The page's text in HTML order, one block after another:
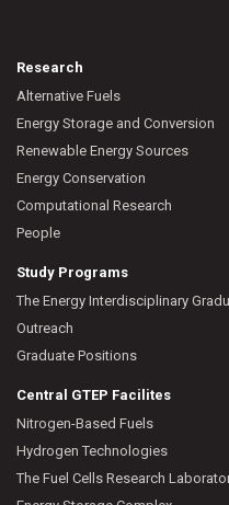
Research
Alternative Fuels
Energy Storage and Conversion
Renewable Energy Sources
Energy Conservation
Computational Research
People
Study Programs
The Energy Interdisciplinary
Outreach
Graduate Positions
Central GTEP Facilites
Nitrogen-Based Fuels
Hydrogen Technologies
The Fuel Cells Research